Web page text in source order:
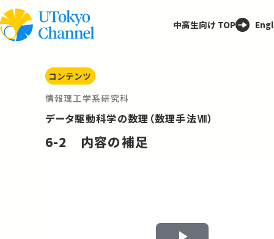
中高生向け TOP
コンテンツ
情報理工学系研究科
データ駆動科学の数理（数理手法Ⅷ）
6-2 内容の補足